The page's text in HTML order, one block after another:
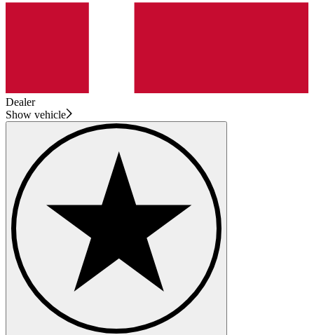
Dealer
Show vehicle